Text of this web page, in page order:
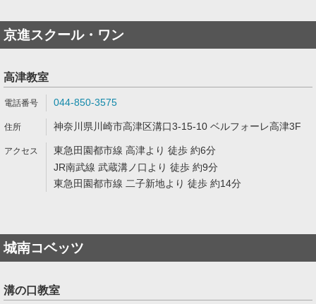
京進スクール・ワン
高津教室
044-850-3575
神奈川県川崎市高津区溝口3-15-10 ベルフォーレ高津3F
東急田園都市線 高津より 徒歩 約6分
JR南武線 武蔵溝ノ口より 徒歩 約9分
東急田園都市線 二子新地より 徒歩 約14分
城南コベッツ
溝の口教室